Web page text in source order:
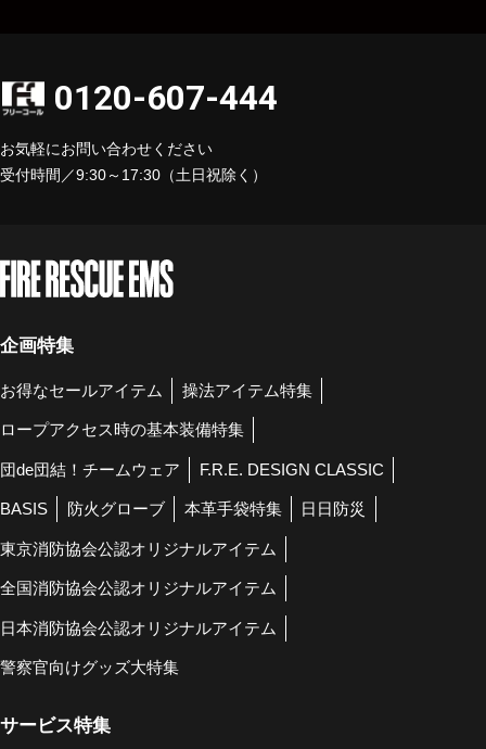
0120-607-444
お気軽にお問い合わせください
受付時間／9:30～17:30（土日祝除く）
企画特集
お得なセールアイテム 操法アイテム特集
ロープアクセス時の基本装備特集
団de団結！チームウェア F.R.E. DESIGN CLASSIC
BASIS 防火グローブ 本革手袋特集 日日防災
東京消防協会公認オリジナルアイテム
全国消防協会公認オリジナルアイテム
日本消防協会公認オリジナルアイテム
警察官向けグッズ大特集
サービス特集